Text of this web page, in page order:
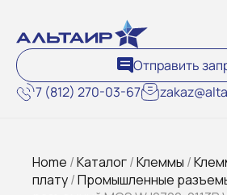
7 (812) 270-03-67
Отправить
Home /Каталог/Клеммы /
плату/Промышленные